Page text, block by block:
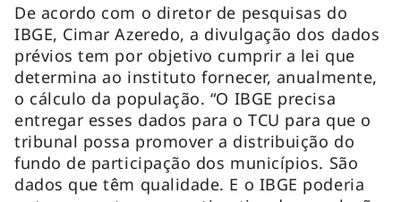
De acordo com o diretor de pesquisas do
IBGE, Cimar Azeredo, a divulgação dos dados
prévios tem por objetivo cumprir a lei que
determina ao instituto fornecer, anualmente,
o cálculo da população. “O IBGE precisa
entregar esses dados para o TCU para que o
tribunal possa promover a distribuição do
fundo de participação dos municípios. São
dados que têm qualidade. E o IBGE poderia